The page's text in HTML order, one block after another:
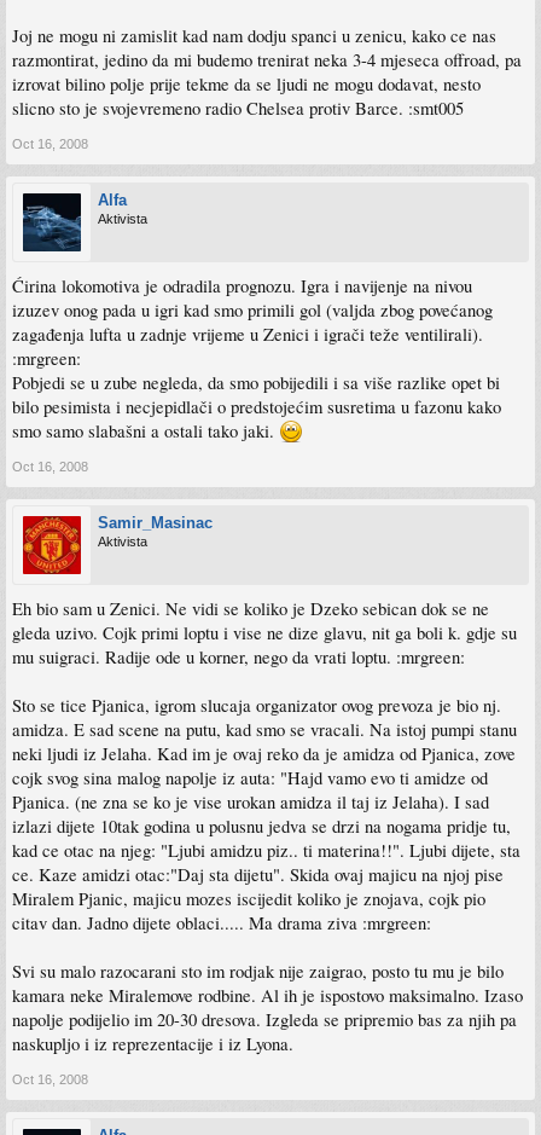
Joj ne mogu ni zamislit kad nam dodju spanci u zenicu, kako ce nas
razmontirat, jedino da mi budemo trenirat neka 3-4 mjeseca offroad, pa
izrovat bilino polje prije tekme da se ljudi ne mogu dodavat, nesto
slicno sto je svojevremeno radio Chelsea protiv Barce. :smt005
Oct 16, 2008
Alfa
Aktivista
Ćirina lokomotiva je odradila prognozu. Igra i navijenje na nivou
izuzev onog pada u igri kad smo primili gol (valjda zbog povećanog
zagađenja lufta u zadnje vrijeme u Zenici i igrači teže ventilirali).
:mrgreen:
Pobjedi se u zube negleda, da smo pobijedili i sa više razlike opet bi
bilo pesimista i necjepidlači o predstojećim susretima u fazonu kako
smo samo slabašni a ostali tako jaki.
Oct 16, 2008
Samir_Masinac
Aktivista
Eh bio sam u Zenici. Ne vidi se koliko je Dzeko sebican dok se ne
gleda uzivo. Cojk primi loptu i vise ne dize glavu, nit ga boli k. gdje su
mu suigraci. Radije ode u korner, nego da vrati loptu. :mrgreen:
Sto se tice Pjanica, igrom slucaja organizator ovog prevoza je bio nj.
amidza. E sad scene na putu, kad smo se vracali. Na istoj pumpi stanu
neki ljudi iz Jelaha. Kad im je ovaj reko da je amidza od Pjanica, zove
cojk svog sina malog napolje iz auta: "Hajd vamo evo ti amidze od
Pjanica. (ne zna se ko je vise urokan amidza il taj iz Jelaha). I sad
izlazi dijete 10tak godina u polusnu jedva se drzi na nogama pridje tu,
kad ce otac na njeg: "Ljubi amidzu piz.. ti materina!!". Ljubi dijete, sta
ce. Kaze amidzi otac:"Daj sta dijetu". Skida ovaj majicu na njoj pise
Miralem Pjanic, majicu mozes iscijedit koliko je znojava, cojk pio
citav dan. Jadno dijete oblaci..... Ma drama ziva :mrgreen:
Svi su malo razocarani sto im rodjak nije zaigrao, posto tu mu je bilo
kamara neke Miralemove rodbine. Al ih je ispostovo maksimalno. Izaso
napolje podijelio im 20-30 dresova. Izgleda se pripremio bas za njih pa
naskupljo i iz reprezentacije i iz Lyona.
Oct 16, 2008